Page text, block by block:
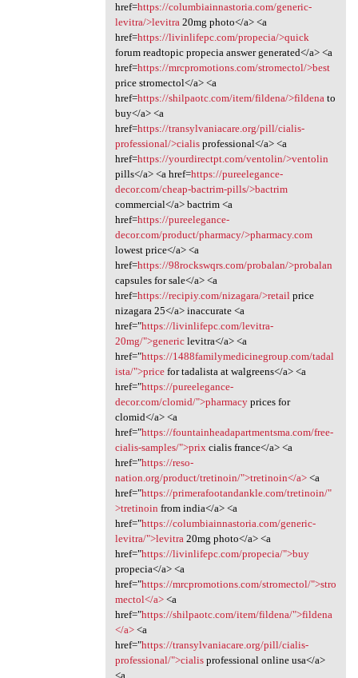
href=https://columbiainnastoria.com/generic-
levitra/>levitra 20mg photo</a> <a
href=https://livinlifepc.com/propecia/>quick
forum readtopic propecia answer generated</a> <a
href=https://mrcpromotions.com/stromectol/>best
price stromectol</a> <a
href=https://shilpaotc.com/item/fildena/>fildena to
buy</a> <a
href=https://transylvaniacare.org/pill/cialis-
professional/>cialisprofessional</a> <a
href=https://yourdirectpt.com/ventolin/>ventolin
pills</a> <a href=https://pureelegance-
decor.com/cheap-bactrim-pills/>bactrim
commercial</a> bactrim <a
href=https://pureelegance-
decor.com/product/pharmacy/>pharmacy.com
lowest price</a> <a
href=https://98rockswqrs.com/probalan/>probalan
capsules for sale</a> <a
href=https://recipiy.com/nizagara/>retail price
nizagara 25</a> inaccurate <a
href="https://livinlifepc.com/levitra-
20mg/">genericlevitra</a> <a
href="https://1488familymedicinegroup.com/tadal
ista/">pricefor tadalista at walgreens</a> <a
href="https://pureelegance-
decor.com/clomid/">pharmacyprices for
clomid</a> <a
href="https://fountainheadapartmentsma.com/free-
cialis-samples/">prix cialis france</a> <a
href="https://reso-
nation.org/product/tretinoin/">tretinoin</a><a
href="https://primerafootandankle.com/tretinoin/"
>tretinoin from india</a> <a
href="https://columbiainnastoria.com/generic-
levitra/">levitra 20mg photo</a> <a
href="https://livinlifepc.com/propecia/">buy
propecia</a> <a
href="https://mrcpromotions.com/stromectol/">stro
mectol</a><a
href="https://shilpaotc.com/item/fildena/">fildena
</a><a
href="https://transylvaniacare.org/pill/cialis-
professional/">cialisprofessional online usa</a>
<a